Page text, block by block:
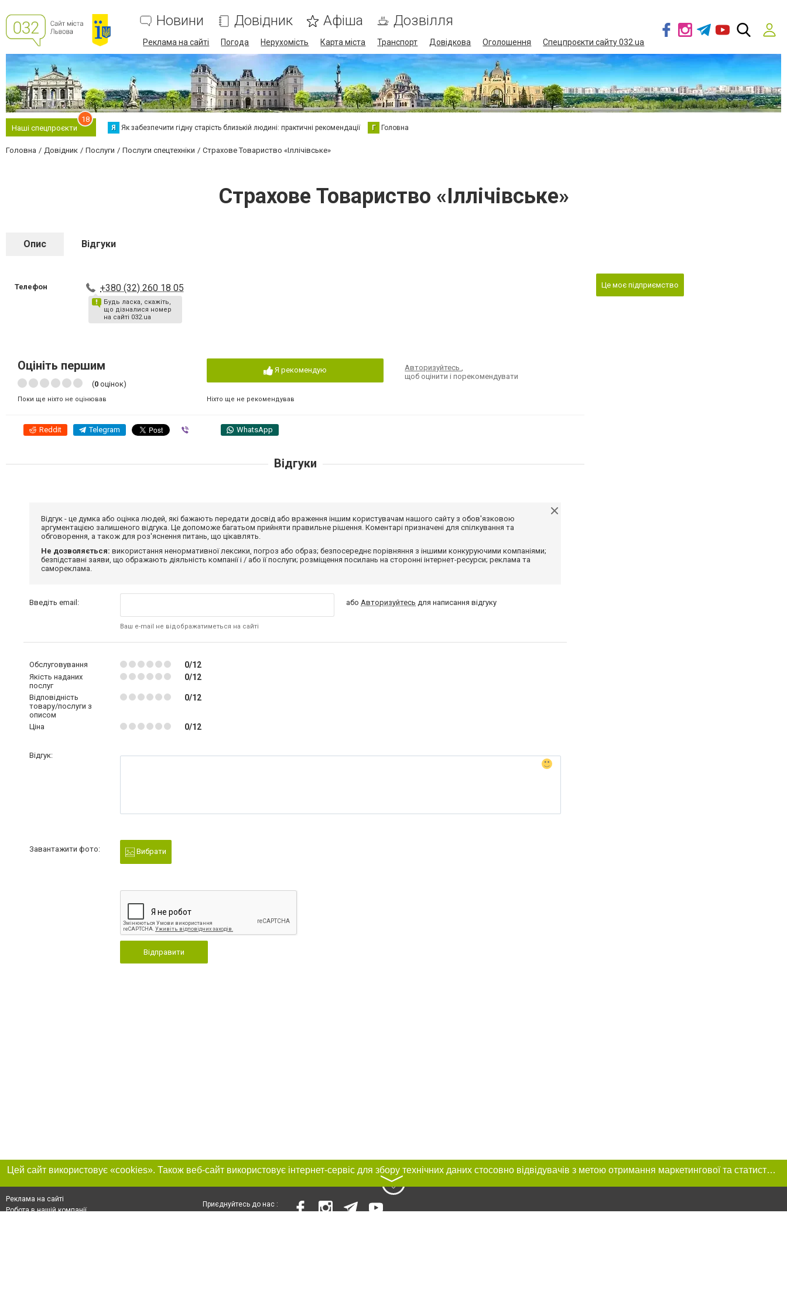
Новини Довідник Афіша Дозвілля
Реклама на сайті Погода Нерухомість Карта міста Транспорт Довідкова Оголошення Спецпроєкти сайту 032.ua
Наші спецпроєкти
18
Я Як забезпечити гідну старість близькій людині: практичні рекомендації Г Головна
Головна Довідник Послуги Послуги спецтехніки Страхове Товариство «Іллічівське»
Страхове Товариство «Іллічівське»
Опис Відгуки
Телефон +380 (32) 260 18 05
Будь ласка, скажіть,
що дізналися номер
на сайті 032.ua
Оцініть першим
(0 оцінок)
Поки ще ніхто не оцінював
Я рекомендую
Ніхто ще не рекомендував
Авторизуйтесь,
щоб оцінити і порекомендувати
Reddit Telegram WhatsApp
Це моє підприємство
Відгуки
Відгук - це думка або оцінка людей, які бажають передати досвід або враження іншим користувачам нашого сайту з обов'язковою
аргументацією залишеного відгука. Це допоможе багатьом прийняти правильне рішення. Коментарі призначені для спілкування та
обговорення, а також для роз'яснення питань, що цікавлять.
Не дозволяється: використання ненормативної лексики, погроз або образ; безпосереднє порівняння з іншими конкуруючими компаніями;
безпідставні заяви, що ображають діяльність компанії і / або її послуги; розміщення посилань на сторонні інтернет-ресурси; реклама та
самореклама.
Введіть email:
Ваш e-mail не відображатиметься на сайті
абоАвторизуйтесь для написання відгуку
Обслуговування 0/12
Якість наданих
послуг
0/12
Відповідність
товару/послуги з
описом
0/12
Ціна 0/12
Відгук:
Завантажити фото: Вибрати
Відправити
Цей сайт використовує «cookies». Також веб-сайт використовує інтернет-сервіс для збору технічних даних стосовно відвідувачів з метою отримання маркетингової та статистичної інформації. Умови обробки даних відвідувачів сайту див.
〉
Реклама на сайті
Робота в нашій компанії
Приєднуйтесь до нас :